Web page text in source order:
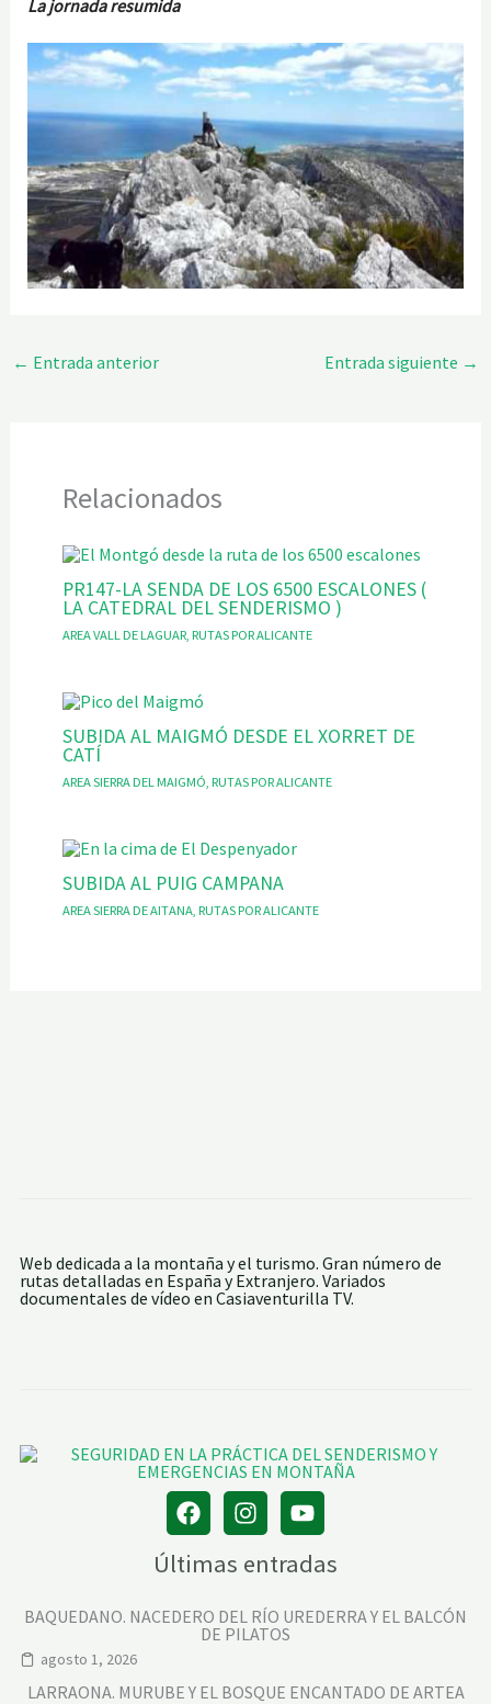
La jornada resumida
← Entrada anterior Entrada siguiente →
Relacionados
PR147-LA SENDA DE LOS 6500 ESCALONES (
LA CATEDRAL DEL SENDERISMO )
AREA VALL DE LAGUAR, RUTAS POR ALICANTE
SUBIDA AL MAIGMÓ DESDE EL XORRET DE
CATÍ
AREA SIERRA DEL MAIGMÓ, RUTAS POR ALICANTE
SUBIDA AL PUIG CAMPANA
AREA SIERRA DE AITANA, RUTAS POR ALICANTE
Web dedicada a la montaña y el turismo. Gran número de
rutas detalladas en España y Extranjero. Variados
documentales de vídeo en Casiaventurilla TV.
Últimas entradas
BAQUEDANO. NACEDERO DEL RÍO UREDERRA Y EL BALCÓN
DE PILATOS
agosto 1, 2026
LARRAONA. MURUBE Y EL BOSQUE ENCANTADO DE ARTEA